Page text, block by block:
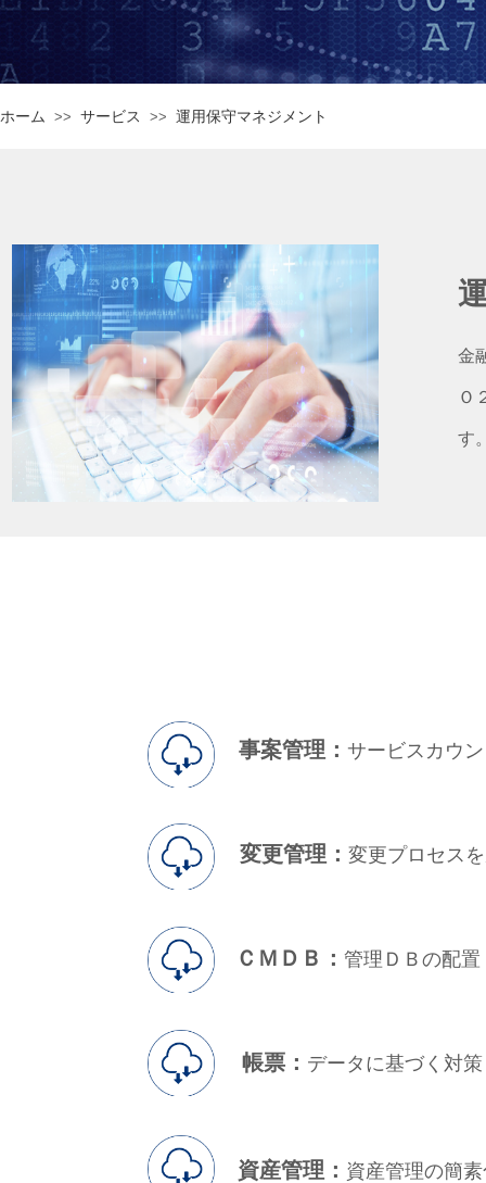
ホーム >> サービス >> 運用保守マネジメント
金
Ｏ
す
事案管理： サービスカウ
変更管理： 変更プロセス
ＣＭＤＢ： 管理ＤＢの配置
帳票： データに基づく対策
資産管理： 資産管理の簡